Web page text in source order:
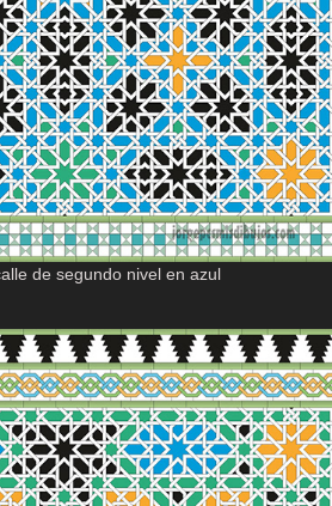
de segundo nivel en azul